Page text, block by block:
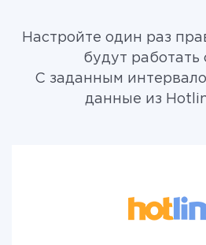
Настройте один раз
будут работать
С заданным
данные из